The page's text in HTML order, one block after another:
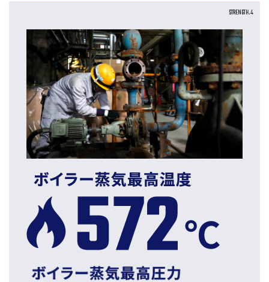
STRENGTH.4